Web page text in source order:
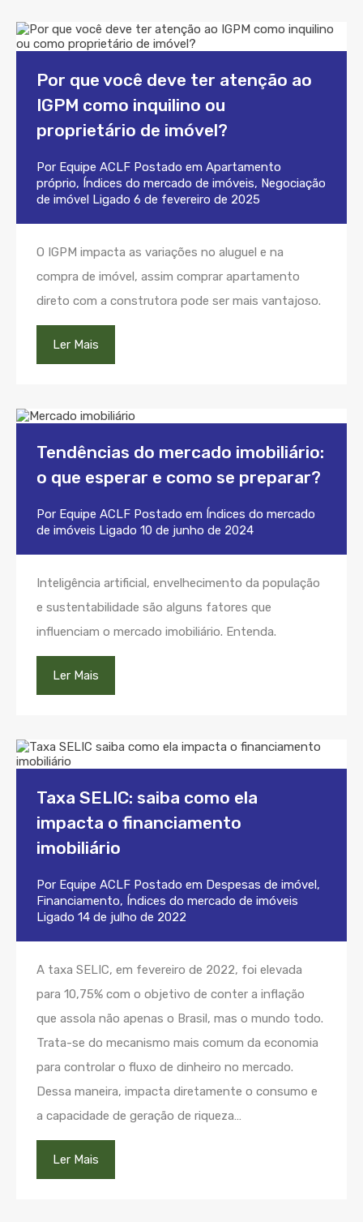
Por que você deve ter atenção ao
IGPM como inquilino ou
proprietário de imóvel?
Por Equipe ACLF Postado em Apartamento
próprio, Índices do mercado de imóveis, Negociação
de imóvel Ligado 6 de fevereiro de 2025
O IGPM impacta as variações no aluguel e na
compra de imóvel, assim comprar apartamento
direto com a construtora pode ser mais vantajoso.
Ler Mais
Tendências do mercado imobiliário:
o que esperar e como se preparar?
Por Equipe ACLF Postado em Índices do mercado
de imóveis Ligado 10 de junho de 2024
Inteligência artificial, envelhecimento da população
e sustentabilidade são alguns fatores que
influenciam o mercado imobiliário. Entenda.
Ler Mais
Taxa SELIC: saiba como ela
impacta o financiamento
imobiliário
Por Equipe ACLF Postado em Despesas de imóvel,
Financiamento, Índices do mercado de imóveis
Ligado 14 de julho de 2022
A taxa SELIC, em fevereiro de 2022, foi elevada
para 10,75% com o objetivo de conter a inflação
que assola não apenas o Brasil, mas o mundo todo.
Trata-se do mecanismo mais comum da economia
para controlar o fluxo de dinheiro no mercado.
Dessa maneira, impacta diretamente o consumo e
a capacidade de geração de riqueza…
Ler Mais